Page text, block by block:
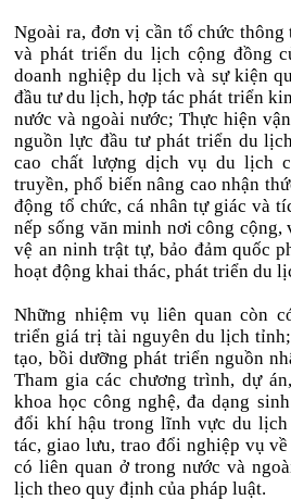
Ngoài ra, đơn vị cần tổ chức
và phát triển du lịch cộng đồng
doanh nghiệp du lịch và sự kiện
đầu tư du lịch, hợp tác phát triển
nước và ngoài nước; Thực hiện
nguồn lực đầu tư phát triển du
cao chất lượng dịch vụ du lịch
truyền, phổ biến nâng cao nhận
động tổ chức, cá nhân tự giác và
nếp sống văn minh nơi công cộng,
vệ an ninh trật tự, bảo đảm quốc
hoạt động khai thác, phát triển du
Những nhiệm vụ liên quan còn
triển giá trị tài nguyên du lịch
tạo, bồi dưỡng phát triển nguồn
Tham gia các chương trình, dự
khoa học công nghệ, đa dạng
đổi khí hậu trong lĩnh vực du
tác, giao lưu, trao đổi nghiệp vụ
có liên quan ở trong nước và
lịch theo quy định của pháp luật.